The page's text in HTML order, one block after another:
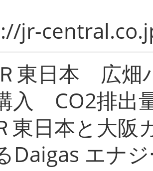
jr-
東日本 広畑
入 CO2排出
東日本と大阪
Daigas エナ